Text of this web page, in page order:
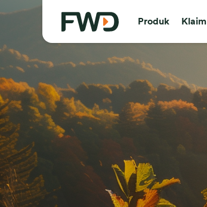
Produk Klaim